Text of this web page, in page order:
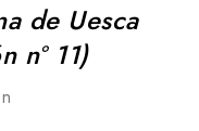
de Uesca
nº 11)